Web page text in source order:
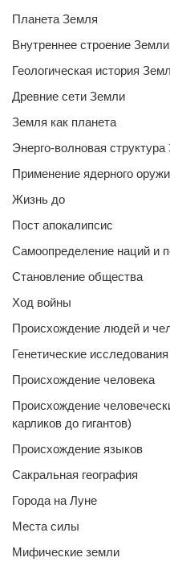
Планета Земля
Внутреннее строение Земли
Геологическая история
Древние сети Земли
Земля как планета
Энерго-волновая
Применение ядерного
Жизнь до
Пост апокалипсис
Самоопределение наций и
Становление общества
Ход войны
Происхождение людей и
Генетические исследования
Происхождение человека
Происхождение
карликов до гигантов)
Происхождение языков
Сакральная география
Города на Луне
Места силы
Мифические земли